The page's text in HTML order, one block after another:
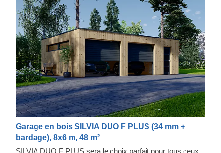
Garage en bois SILVIA DUO F PLUS (34 mm +
bardage), 8x6 m, 48 m²
SILVIA DUO F PLUS sera le choix parfait pour tous ceux